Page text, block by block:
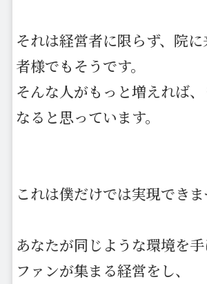
それは経営者に限らず、院
者様でもそうです。
そんな人がもっと増えれば、
なると思っています。
これは僕だけでは実現できま
あなたが同じような環境を
ファンが集まる経営をし、